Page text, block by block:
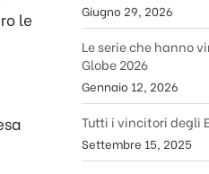
le
Giugno 29, 2026
Le serie che hanno
Globe 2026
Gennaio 12, 2026
Tutti i vincitori degli
Settembre 15, 2025